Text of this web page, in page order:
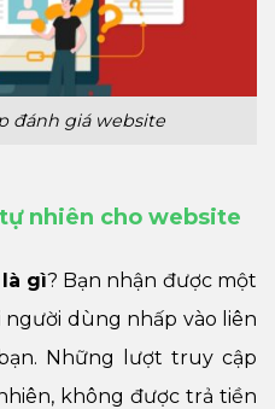
đánh giá website
nhiên cho website
gì? Bạn nhận được một
dùng nhấp vào liên
Những lượt truy cập
không được trả tiền